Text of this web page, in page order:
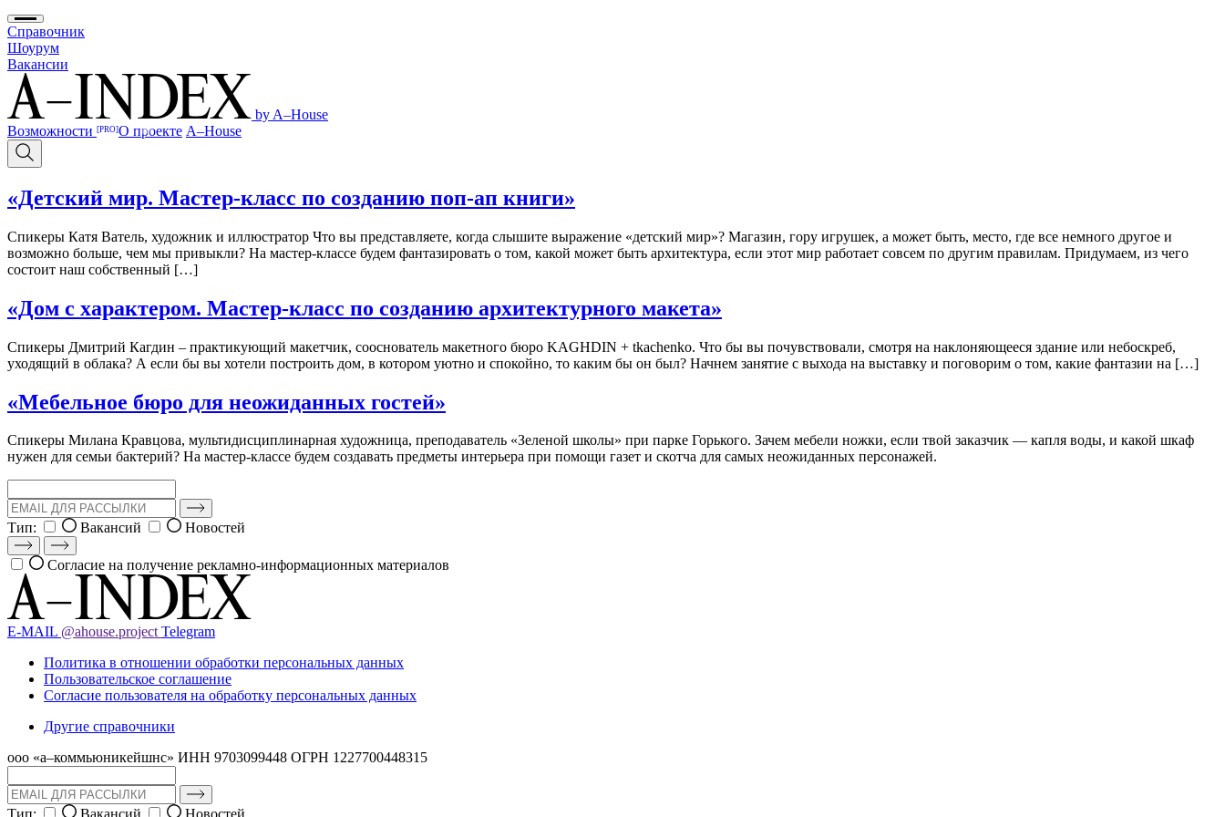
Справочник
Шоурум
Вакансии
by A–House
Возможности [PRO]О проекте A–House
«Детский мир. Мастер-класс по созданию поп-ап книги»
Спикеры Катя Ватель, художник и иллюстратор Что вы представляете, когда слышите выражение «детский мир»? Магазин, гору игрушек, а может быть, место, где все немного другое и
возможно больше, чем мы привыкли? На мастер-классе будем фантазировать о том, какой может быть архитектура, если этот мир работает совсем по другим правилам. Придумаем, из чего
состоит наш собственный […]
«Дом с характером. Мастер-класс по созданию архитектурного макета»
Спикеры Дмитрий Кагдин – практикующий макетчик, сооснователь макетного бюро KAGHDIN + tkachenko. Что бы вы почувствовали, смотря на наклоняющееся здание или небоскреб,
уходящий в облака? А если бы вы хотели построить дом, в котором уютно и спокойно, то каким бы он был? Начнем занятие с выхода на выставку и поговорим о том, какие фантазии на […]
«Мебельное бюро для неожиданных гостей»
Спикеры Милана Кравцова, мультидисциплинарная художница, преподаватель «Зеленой школы» при парке Горького. Зачем мебели ножки, если твой заказчик — капля воды, и какой шкаф
нужен для семьи бактерий? На мастер-классе будем создавать предметы интерьера при помощи газет и скотча для самых неожиданных персонажей.
Тип: Вакансий Новостей
Согласие на получение рекламно-информационных материалов
E-MAIL @ahouse.projectTelegram
Политика в отношении обработки персональных данных
Пользовательское соглашение
Согласие пользователя на обработку персональных данных
Другие справочники
ооо «а–коммьюникейшнс» ИНН 9703099448 ОГРН 1227700448315